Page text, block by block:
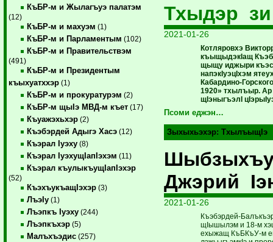
КъБР-м и Жылагъуэ палатэм
(12)
КъБР-м и махуэм (1)
КъБР-м и Парламентым (102)
КъБР-м и Правительствэм
(491)
КъБР-м и Президентым
къыхуатххэр (1)
КъБР-м и прокуратурэм (2)
КъБР-м щыIэ МВД-м къет (17)
Къуажэхьхэр (2)
Къэбэрдей Адыгэ Хасэ (12)
Къэрал Iуэху (8)
Къэрал IуэхущIапIэхэм (11)
Къэрал къулыкъущIапIэхэр
(52)
КъэхъукъащIэхэр (3)
ЛъэIу (1)
Лъэпкъ Iуэху (244)
Лъэпкъхэр (5)
Малъхъэдис (257)
Тхыдэр
2021-01-26
Котляровхэ
къыщыдэкIащ
щыщу иджыри
напэкIуэцIхэм
Кабардино-
1920» тхылъыр.
щIэныгъэлI
Псоми еджэн…
Зыхыхьэхэр:ТхылъыщIэ
Джэрий
2021-01-26
Къэбэрдей-
щIышылэм и 18-м
ехыжащ КъБКъУ-м